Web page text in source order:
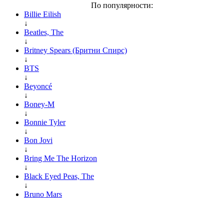
По популярности:
Billie Eilish
↓
Beatles, The
↓
Britney Spears (Бритни Спирс)
↓
BTS
↓
Beyoncé
↓
Boney-M
↓
Bonnie Tyler
↓
Bon Jovi
↓
Bring Me The Horizon
↓
Black Eyed Peas, The
↓
Bruno Mars